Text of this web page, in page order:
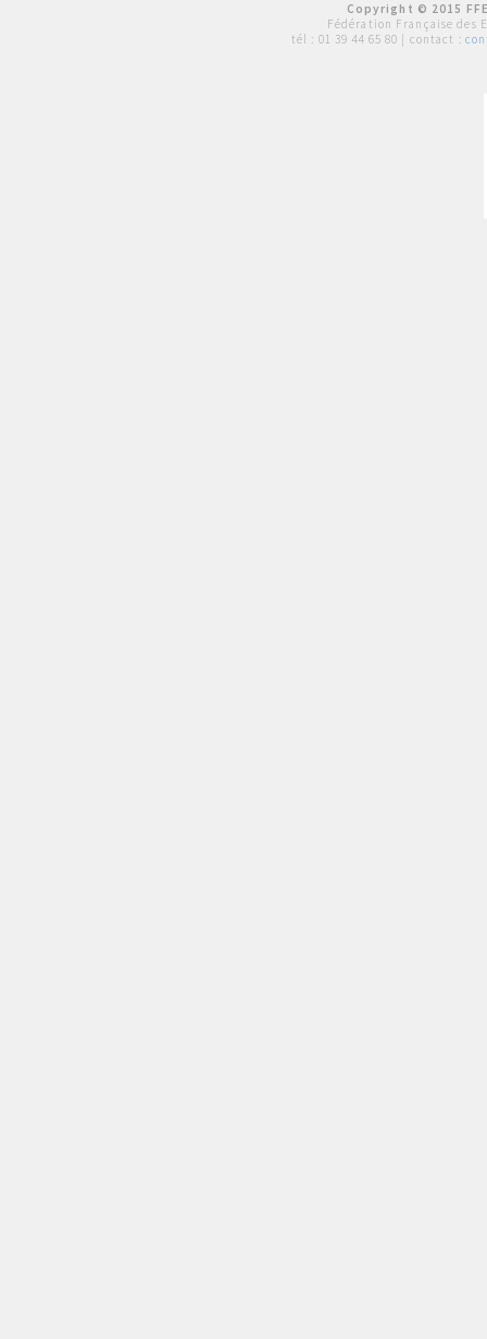
Copyright © 2015
Fédération Française des
tél : 01 39 44 65 80 | contact :